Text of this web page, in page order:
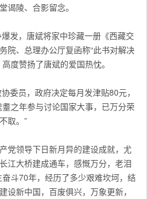
谒陵、合影留念。
，唐斌将家中珍藏一册《西藏交
院、总理办公厅复函称“此书对解决
度赞扬了唐斌的爱国热忱。
员，政府决定每月发津贴80元，
之年参与讨论国家大事，已万分荣
取。”
领导下日新月异的建设成就，尤
江大桥建成通车，感慨万分，老泪
斗70年，经历了多少艰难坎坷，结
设新中国，百废俱兴，万象更新，